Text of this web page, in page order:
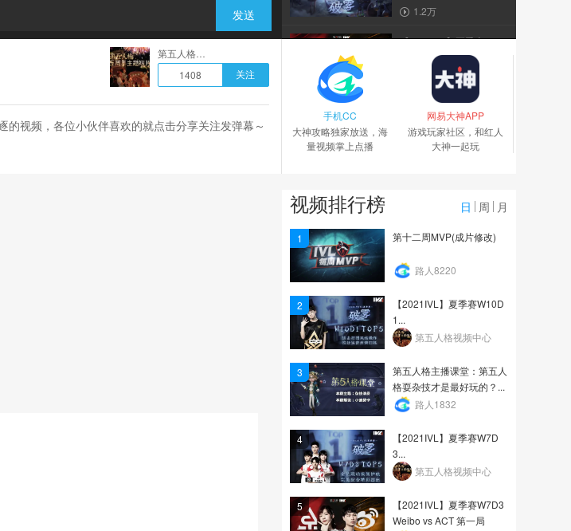
发送 1.2万
【2021IVL】夏季赛
W7D3 Weibo vs ACT...
2462
Like a Boss - Flores
小技巧，学会隔墙刀真...
11.2万
狼妹信箱 | 487：减肥小
秘诀是少吃多餐多运动
9552
1408
关注
视频，各位小伙伴喜欢的就点击分享关注发弹幕～
手机CC
大神攻略独家放送，海
量视频掌上点播
网易大神APP
游戏玩家社区，和红人
大神一起玩
视频排行榜 日 周 月
1 第十二周MVP(成片修改)
路人8220
2
【2021IVL】夏季赛W10D
1...
第五人格视频中心
3
第五人格主播课堂：第五人
格耍杂技才是最好玩的？...
路人1832
4
【2021IVL】夏季赛W7D
3...
第五人格视频中心
5
【2021IVL】夏季赛W7D3
Weibo vs ACT 第一局